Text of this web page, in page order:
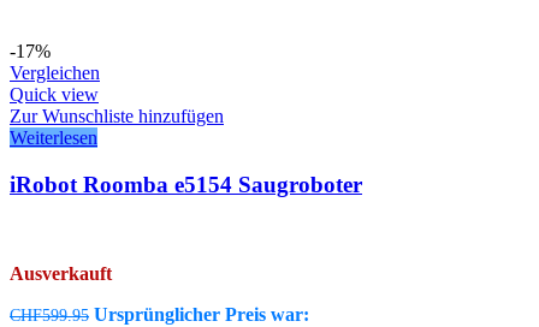
-17%
Vergleichen
Quick view
Zur Wunschliste hinzufügen
Weiterlesen
iRobot Roomba e5154 Saugroboter
Ausverkauft
CHF599.95 Ursprünglicher Preis war: